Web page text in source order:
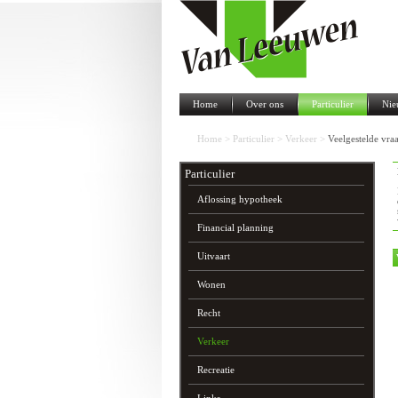
Home Over ons Particulier
Home > Particulier > Verkeer > Veelgestelde
Particulier
Aflossing hypotheek
Financial planning
Uitvaart
Wonen
Recht
Verkeer
Recreatie